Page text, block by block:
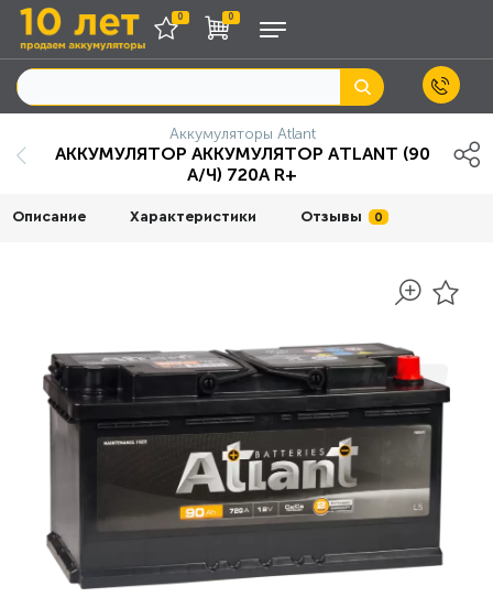
0 0
Аккумуляторы Atlant
АККУМУЛЯТОР АККУМУЛЯТОР АTLANT (90
А/Ч) 720A R+
Описание Характеристики Отзывы 0